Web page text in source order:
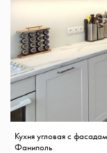
Кухня угловая с
Фаниполь